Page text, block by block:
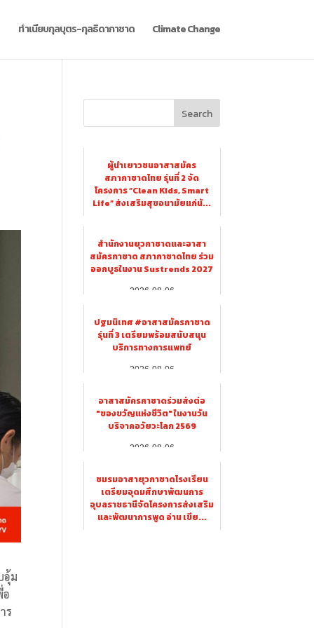
ทำเนียบกุลบุตร-กุลธิดากาชาด Climate Change
อุ้ม
อ
ร
Search
ผู้นำเยาวชนอาสาสมัคร
สภากาชาดไทย รุ่นที่ 2 จัด
โครงการ “Clean Kids, Smart
Life” ส่งเสริมสุขอนามัยแก่นั...
สำนักงานยุวกาชาดและอาสา
สมัครกาชาด สภากาชาดไทย ร่วม
ออกบูธในงาน Sustrends 2027
2026-08-06
ปฐมนิเทศ #อาสาสมัครกาชาด
รุ่นที่ 3 เตรียมพร้อมสนับสนุน
บริการทางการแพทย์
2026-08-06
อาสาสมัครกาชาดร่วมส่งต่อ
"ของขวัญแห่งชีวิต" ในงานวัน
บริจาคอวัยวะโลก 2569
2026-08-06
ชมรมอาสายุวกาชาดโรงเรียน
เตรียมอุดมศึกษาพัฒนการ
อุบลราชธานีจัดโครงการส่งเสริม
และพัฒนาการพูด อ่าน เขีย...